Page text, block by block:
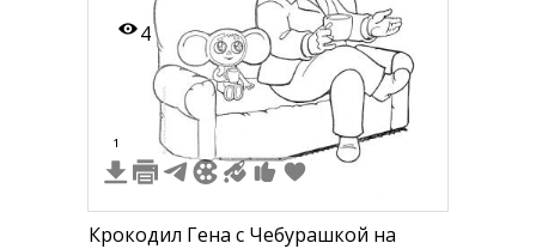
4
1
Крокодил Гена с Чебурашкой на